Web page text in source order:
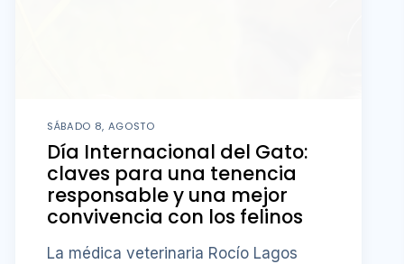
SÁBADO 8, AGOSTO
Día Internacional del Gato:
claves para una tenencia
responsable y una mejor
convivencia con los felinos
La médica veterinaria Rocío Lagos